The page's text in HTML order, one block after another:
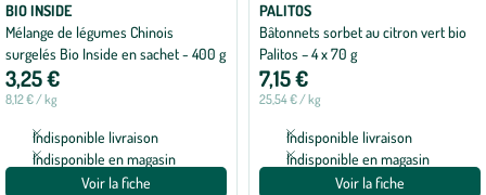
BIO INSIDE
Mélange de légumes Chinois
surgelés Bio Inside en sachet - 400 g
3,25 €
8,12 € / kg
Indisponible livraison
Indisponible en magasin
Voir la fiche
PALITOS
Bâtonnets sorbet au citron vert bio
Palitos – 4 x 70 g
7,15 €
25,54 € / kg
Indisponible livraison
Indisponible en magasin
Voir la fiche